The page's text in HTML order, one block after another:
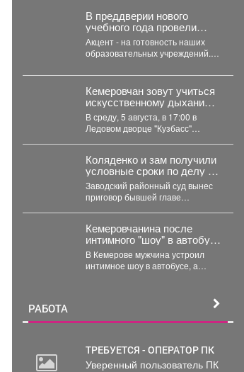
В преддверии нового
учебного года провели
заседание Комиссии по
чрезвычайным ситуациям и
пожарной безопасности.
Акцент - на готовность наших
образовательных учреждений.
выданные предписания.
Учреждения...
Кемеровчан зовут учиться
искусственному дыханию и
остановке кровотечения
В среду, 5 августа, в 17:00 в
Ледовом дворце "Кузбасс"
Коляденко и зам получили
условные сроки по делу о
строительных махинациях
Заводский районный суд вынес
приговор бывшей главе
Татьяне...
Кемеровчанина после
интимного "шоу" в автобусе
нашли в фонтане
В Кемерове мужчина устроил
интимное шоу в автобусе, а
РАБОТА
ТРЕБУЕТСЯ - ОПЕРАТОР ПК
Уверенный пользователь ПК